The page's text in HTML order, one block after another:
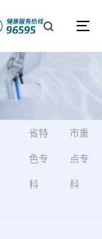
省特
色专
科
市重
点专
科